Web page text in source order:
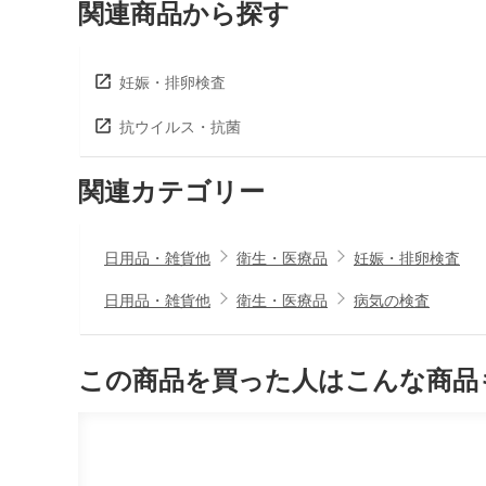
関連商品から探す
妊娠・排卵検査
抗ウイルス・抗菌
関連カテゴリー
日用品・雑貨他 衛生・医療品
妊娠・排卵検査
日用品・雑貨他
衛生・医療品 病気の検査
この商品を買った人はこんな商